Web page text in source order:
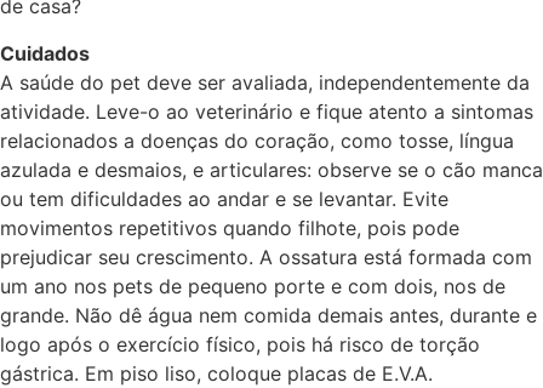
de casa?
Cuidados
A saúde do pet deve ser avaliada, independentemente da
atividade. Leve-o ao veterinário e fique atento a sintomas
relacionados a doenças do coração, como tosse, língua
azulada e desmaios, e articulares: observe se o cão manca
ou tem dificuldades ao andar e se levantar. Evite
movimentos repetitivos quando filhote, pois pode
prejudicar seu crescimento. A ossatura está formada com
um ano nos pets de pequeno porte e com dois, nos de
grande. Não dê água nem comida demais antes, durante e
logo após o exercício físico, pois há risco de torção
gástrica. Em piso liso, coloque placas de E.V.A.